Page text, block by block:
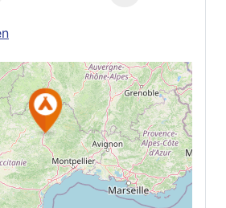
Google Maps
anzeigen